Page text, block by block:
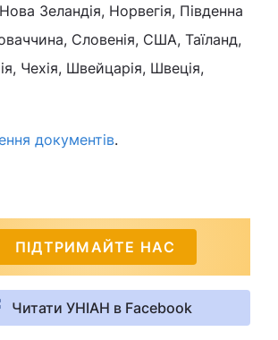
Зеландія, Норвегія, Південна
Словенія, США, Таїланд,
Чехія, Швейцарія, Швеція,
документів.
ПІДТРИМАЙТЕ НАС
Читати УНІАН в Facebook